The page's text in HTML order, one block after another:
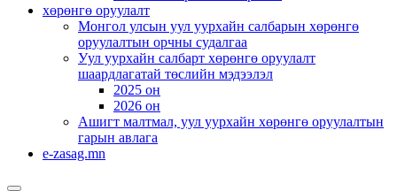
хөрөнгө оруулалт
Монгол улсын уул уурхайн салбарын хөрөнгө
оруулалтын орчны судалгаа
Уул уурхайн салбарт хөрөнгө оруулалт
шаардлагатай төслийн мэдээлэл
2025 он
2026 он
Ашигт малтмал, уул уурхайн хөрөнгө оруулалтын
гарын авлага
e-zasag.mn